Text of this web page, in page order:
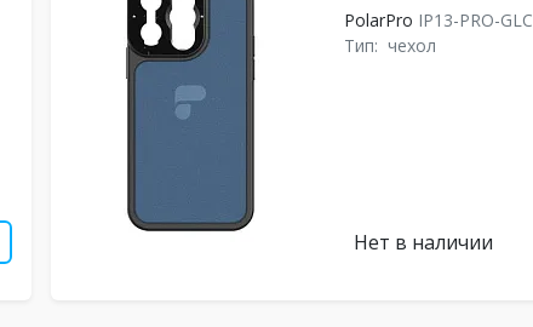
PolarPro IP13-PRO-GLC
Тип: чехол
Нет в наличии